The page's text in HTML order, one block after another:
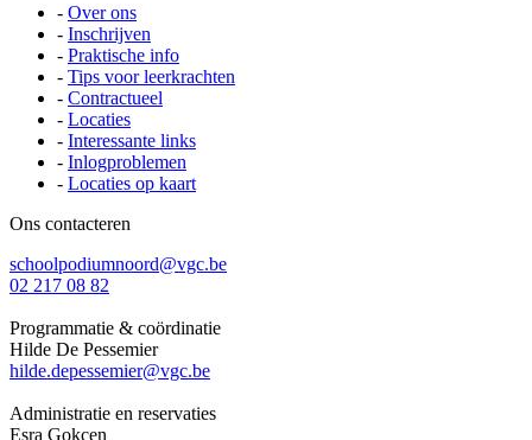
- Over ons
- Inschrijven
- Praktische info
- Tips voor leerkrachten
- Contractueel
- Locaties
- Interessante links
- Inlogproblemen
- Locaties op kaart
Ons contacteren
schoolpodiumnoord@vgc.be
02 217 08 82
Programmatie & coördinatie
Hilde De Pessemier
hilde.depessemier@vgc.be
Administratie en reservaties
Esra Gokcen